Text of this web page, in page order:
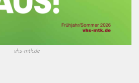
vhs-mtk.de